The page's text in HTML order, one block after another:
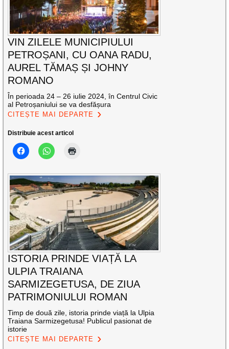
VIN ZILELE MUNICIPIULUI
PETROȘANI, CU OANA RADU,
AUREL TĂMAȘ ȘI JOHNY
ROMANO
În perioada 24 – 26 iulie 2024, în Centrul Civic
al Petroșaniului se va desfășura
CITEȘTE MAI DEPARTE
Distribuie acest articol
ISTORIA PRINDE VIAȚĂ LA
ULPIA TRAIANA
SARMIZEGETUSA, DE ZIUA
PATRIMONIULUI ROMAN
Timp de două zile, istoria prinde viață la Ulpia
Traiana Sarmizegetusa! Publicul pasionat de
istorie
CITEȘTE MAI DEPARTE